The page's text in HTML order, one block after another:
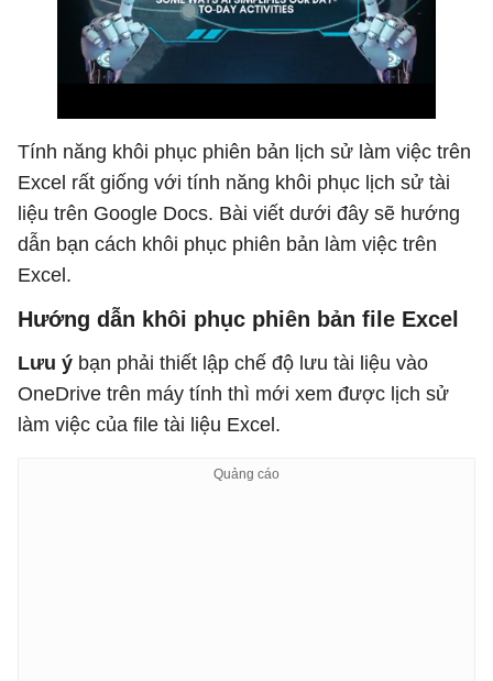
Tính năng khôi phục phiên bản lịch sử làm việc trên
Excel rất giống với tính năng khôi phục lịch sử tài
liệu trên Google Docs. Bài viết dưới đây sẽ hướng
dẫn bạn cách khôi phục phiên bản làm việc trên
Excel.
Hướng dẫn khôi phục phiên bản file Excel
Lưu ý bạn phải thiết lập chế độ lưu tài liệu vào
OneDrive trên máy tính thì mới xem được lịch sử
làm việc của file tài liệu Excel.